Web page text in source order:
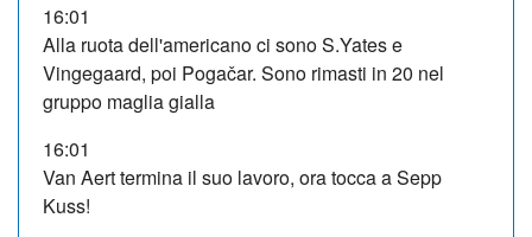
16:01
Alla ruota dell'americano ci sono S.Yates e
Vingegaard, poi Pogačar. Sono rimasti in 20 nel
gruppo maglia gialla
16:01
Van Aert termina il suo lavoro, ora tocca a Sepp
Kuss!